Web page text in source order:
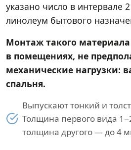
указано число в интервале
линолеум бытового
Монтаж такого
в помещениях, не
механические нагрузки:
спальня.
Выпускают тонкий и
Толщина первого вида
толщина другого — до 4